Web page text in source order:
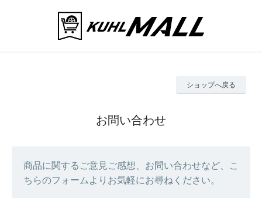
ショップへ戻る
お問い合わせ
商品に関するご意見ご感想、お問い合わせなど、こ
ちらのフォームよりお気軽にお尋ねください。